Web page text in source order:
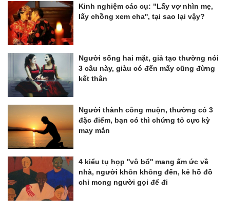
Kinh nghiệm các cụ: "Lấy vợ nhìn mẹ,
lấy chồng xem cha'', tại sao lại vậy?
Người sống hai mặt, giả tạo thường nói
3 câu này, giàu có đến mấy cũng đừng
kết thân
Người thành công muộn, thường có 3
đặc điểm, bạn có thì chứng tỏ cực kỳ
may mắn
4 kiểu tụ họp ''vô bổ'' mang ấm ức về
nhà, người khôn không đến, kẻ hồ đồ
chỉ mong người gọi để đi